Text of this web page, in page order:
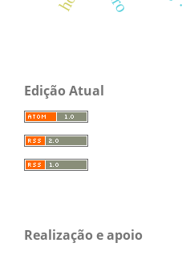
Edição Atual
Realização e apoio